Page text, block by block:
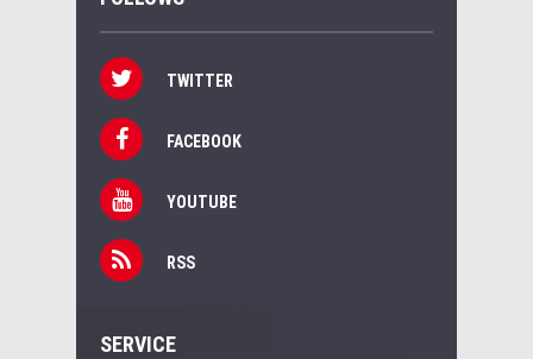
TWITTER
FACEBOOK
YOUTUBE
RSS
SERVICE